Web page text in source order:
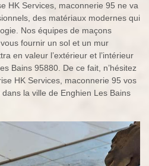
HK Services, maconnerie 95 ne va
des matériaux modernes qui
Nos équipes de maçons
fournir un sol et un mur
en valeur l’extérieur et l’intérieur
Bains 95880. De ce fait, n’hésitez
HK Services, maconnerie 95 vos
la ville de Enghien Les Bains